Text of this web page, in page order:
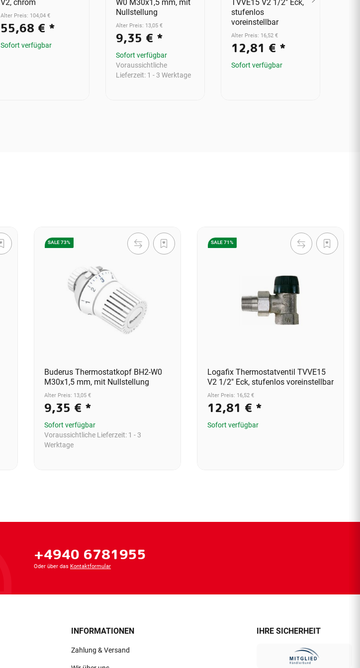
V2, chrom
Alter Preis: 104,04 €
55,68 € *
Sofort verfügbar
W0 M30x1,5 mm, mit
Nullstellung
Alter Preis: 13,05 €
9,35 € *
Sofort verfügbar
Voraussichtliche
Lieferzeit: 1 - 3 Werktage
TVVE15 V2 1/2" Eck,
stufenlos
voreinstellbar
Alter Preis: 16,52 €
12,81 € *
Sofort verfügbar
SALE 73%
Buderus Thermostatkopf BH2-W0
M30x1,5 mm, mit Nullstellung
Alter Preis: 13,05 €
9,35 € *
Sofort verfügbar
Voraussichtliche Lieferzeit: 1 - 3
Werktage
SALE 71%
Logafix Thermostatventil TVVE15
V2 1/2" Eck, stufenlos voreinstellbar
Alter Preis: 16,52 €
12,81 € *
Sofort verfügbar
+4940 6781955
Oder über das Kontaktformular
INFORMATIONEN
Zahlung & Versand
IHRE SICHERHEIT